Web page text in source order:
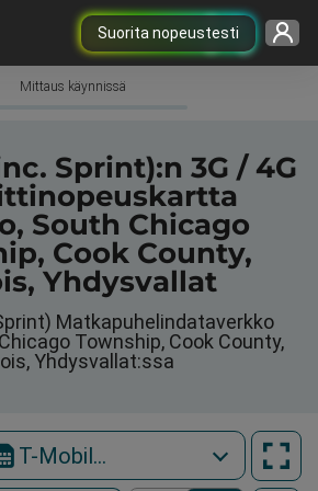
Suorita nopeustesti
Mittaus käynnissä
Sprint):n 3G / 4G
South Chicago
Cook County,
Yhdysvallat
Matkapuhelindataverkko
Township, Cook County,
Yhdysvallat:ssa
T-Mobile (inc. Sprint)